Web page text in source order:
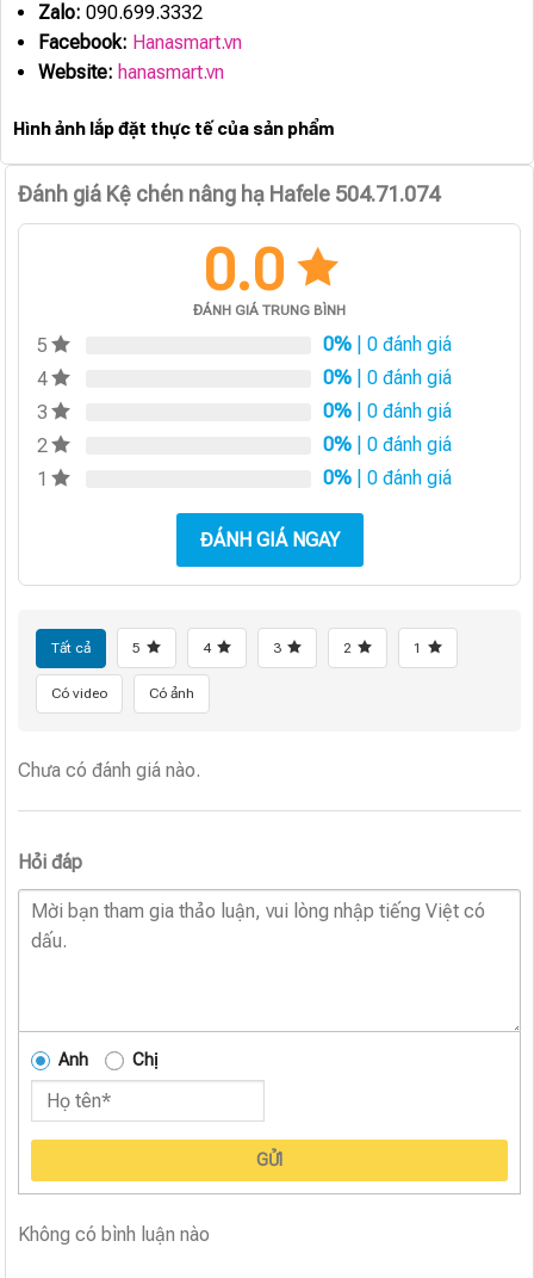
Zalo: 090.699.3332
Facebook: Hanasmart.vn
Website: hanasmart.vn
Hình ảnh lắp đặt thực tế của sản phẩm
Đánh giá Kệ chén nâng hạ Hafele 504.71.074
0.0
ĐÁNH GIÁ TRUNG BÌNH
5 0% | 0 đánh giá
4
0% | 0 đánh giá
3
0% | 0 đánh giá
2
0% | 0 đánh giá
1
0% | 0 đánh giá
ĐÁNH GIÁ NGAY
Tất cả 5 4 3 2 1
Có video Có ảnh
Chưa có đánh giá nào.
Hỏi đáp
Anh Chị
GỬI
Không có bình luận nào